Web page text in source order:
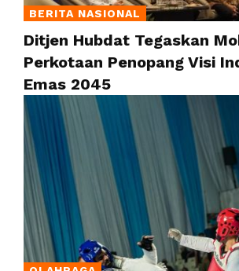
BERITA NASIONAL
Ditjen Hubdat Tegaskan
Perkotaan Penopang Visi
Emas 2045